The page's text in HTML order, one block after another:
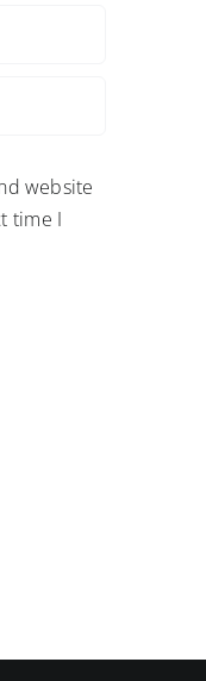
website
time I